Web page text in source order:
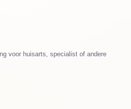
voor huisarts, specialist of andere